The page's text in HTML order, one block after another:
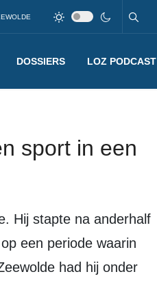
DOSSIERS LOZ PODCAST
sport in een
een periode waarin
had hij onder